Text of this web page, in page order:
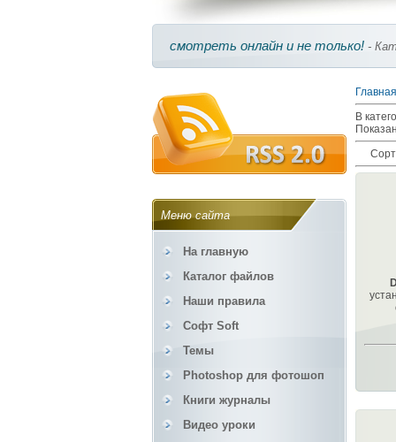
смотреть онлайн и не только! -
Меню сайта
На главную
Каталог файлов
Наши правила
Софт Soft
Темы
Photoshop для фотошоп
Книги журналы
Видео уроки
Главная
В